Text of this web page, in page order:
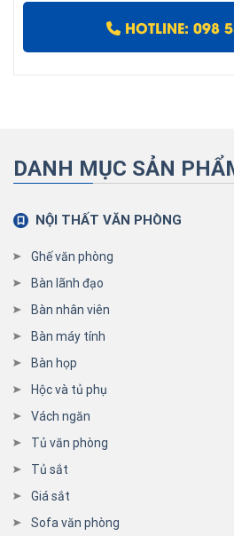
HOTLINE: 098
DANH MỤC SẢN
NỘI THẤT VĂN PHÒNG
Ghế văn phòng
Bàn lãnh đạo
Bàn nhân viên
Bàn máy tính
Bàn họp
Hộc và tủ phụ
Vách ngăn
Tủ văn phòng
Tủ sắt
Giá sắt
Sofa văn phòng